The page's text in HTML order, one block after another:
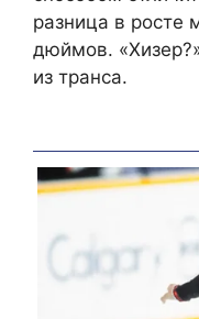
разница в росте
дюймов.
из транса.